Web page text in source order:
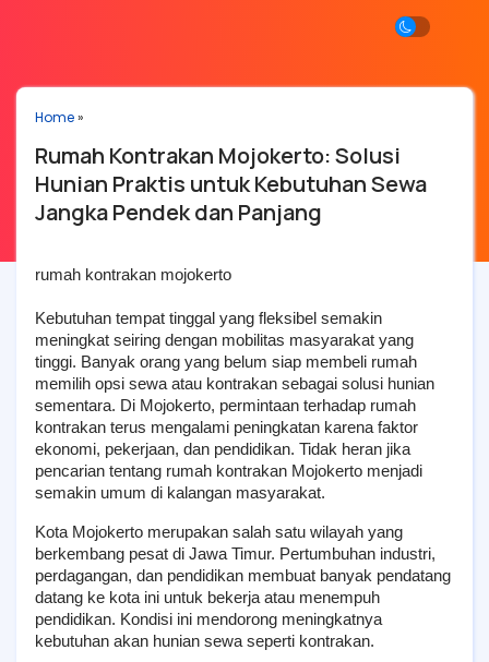
Home»
Rumah Kontrakan Mojokerto: Solusi
Hunian Praktis untuk Kebutuhan Sewa
Jangka Pendek dan Panjang
rumah kontrakan mojokerto
Kebutuhan tempat tinggal yang fleksibel semakin
meningkat seiring dengan mobilitas masyarakat yang
tinggi. Banyak orang yang belum siap membeli rumah
memilih opsi sewa atau kontrakan sebagai solusi hunian
sementara. Di Mojokerto, permintaan terhadap rumah
kontrakan terus mengalami peningkatan karena faktor
ekonomi, pekerjaan, dan pendidikan. Tidak heran jika
pencarian tentang rumah kontrakan Mojokerto menjadi
semakin umum di kalangan masyarakat.
Kota Mojokerto merupakan salah satu wilayah yang
berkembang pesat di Jawa Timur. Pertumbuhan industri,
perdagangan, dan pendidikan membuat banyak pendatang
datang ke kota ini untuk bekerja atau menempuh
pendidikan. Kondisi ini mendorong meningkatnya
kebutuhan akan hunian sewa seperti kontrakan.